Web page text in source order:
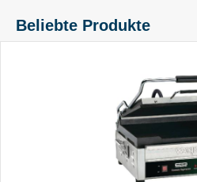
Beliebte Produkte